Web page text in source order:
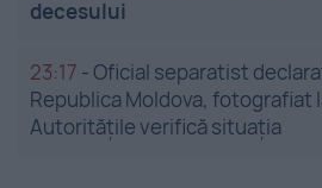
decesului
23:17 -Oficial separatist
Republica Moldova, fotografiat
Autoritățile verifică situația